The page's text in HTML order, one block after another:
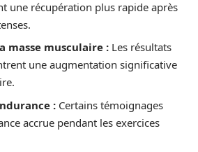
une récupération plus rapide après
masse musculaire : Les résultats
une augmentation significative
: Certains témoignages
accrue pendant les exercices